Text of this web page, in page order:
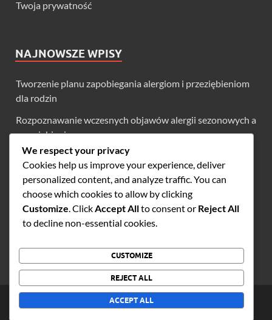
Twoja prywatność
NAJNOWSZE WPISY
Tworzenie planu zapobiegania alergiom i przeziębieniom
dla rodzin
Rozpoznawanie wczesnych objawów alergii sezonowych a
przeziębienia
Zimne terapie: Zrozumienie roli odpoczynku i
nawodnienia
Budowanie odporności w walce z alergiami sezonowymi i
przeziębieniami
Długoterminowe plany leczenia alergii sezonowych i
musicaoltranza.net
We respect your privacy
Cookies help us improve your experience, deliver
personalized content, and analyze traffic. You can
choose which cookies to allow by clicking
Customize . Click Accept Allto consent or Reject All
to decline non-essential cookies.
CUSTOMIZE
REJECT ALL
ACCEPT ALL